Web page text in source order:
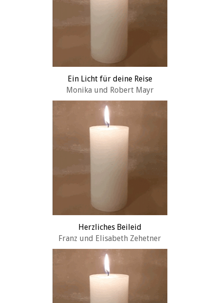
Ein Licht für deine Reise
Monika und Robert Mayr
Herzliches Beileid
Franz und Elisabeth Zehetner